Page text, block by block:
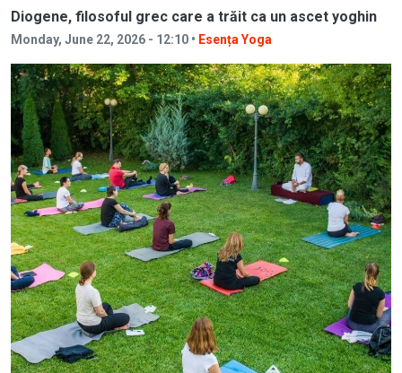
Diogene, filosoful grec care a trăit ca un ascet yoghin
Monday, June 22, 2026 - 12:10 • Esența Yoga
Image